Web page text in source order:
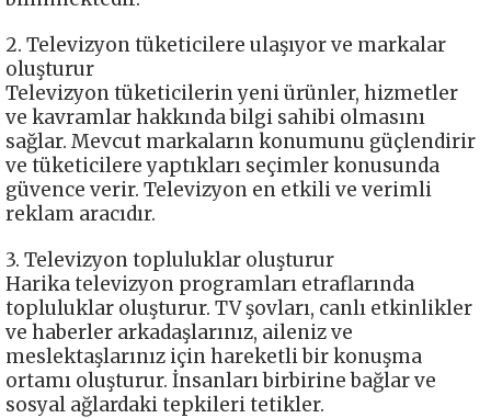
2. Televizyon tüketicilere ulaşıyor ve markalar
oluşturur
Televizyon tüketicilerin yeni ürünler, hizmetler
ve kavramlar hakkında bilgi sahibi olmasını
sağlar. Mevcut markaların konumunu güçlendirir
ve tüketicilere yaptıkları seçimler konusunda
güvence verir. Televizyon en etkili ve verimli
reklam aracıdır.
3. Televizyon topluluklar oluşturur
Harika televizyon programları etraflarında
topluluklar oluşturur. TV şovları, canlı etkinlikler
ve haberler arkadaşlarınız, aileniz ve
meslektaşlarınız için hareketli bir konuşma
ortamı oluşturur. İnsanları birbirine bağlar ve
sosyal ağlardaki tepkileri tetikler.